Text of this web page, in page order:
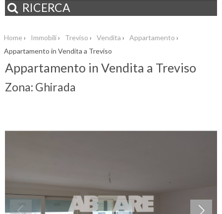
RICERCA
Home › Immobili› Treviso › Vendita › Appartamento ›
Appartamento in Vendita a Treviso
Appartamento in Vendita a Treviso
Zona: Ghirada